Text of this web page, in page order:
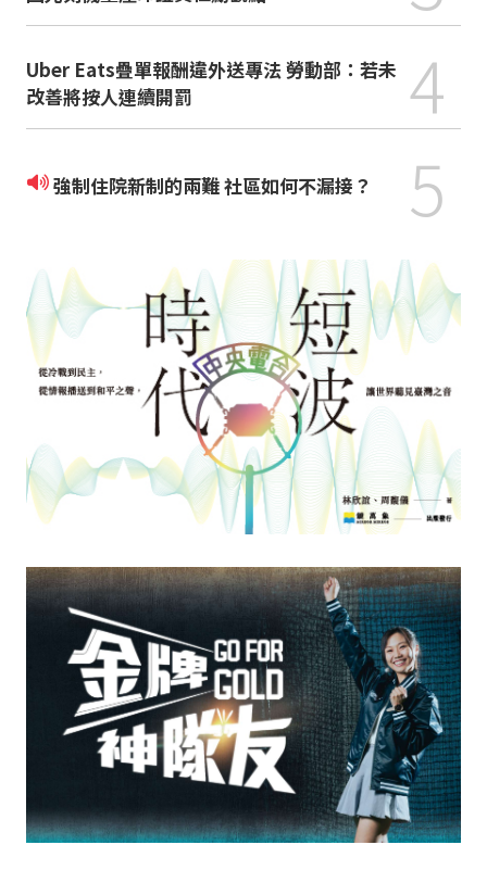
Uber Eats疊單報酬違外送專法 勞動部：若未
改善將按人連續開罰
4
強制住院新制的兩難 社區如何不漏接？ 5